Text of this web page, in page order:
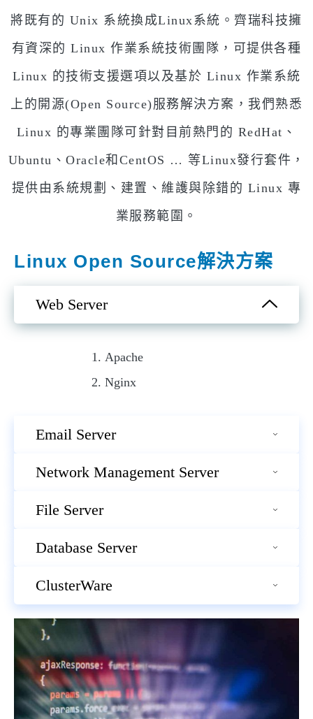
將既有的 Unix 系統換成Linux系統。齊瑞科技擁
有資深的 Linux 作業系統技術團隊，可提供各種
Linux 的技術支援選項以及基於 Linux 作業系統
上的開源(Open Source)服務解決方案，我們熟悉
Linux 的專業團隊可針對目前熱門的 RedHat、
Ubuntu、Oracle和CentOS … 等Linux發行套件，
提供由系統規劃、建置、維護與除錯的 Linux 專
業服務範圍。
Linux Open Source解決方案
Web Server
Apache
Nginx
Email Server
Network Management Server
File Server
Database Server
ClusterWare